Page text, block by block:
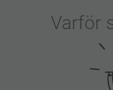
Varför